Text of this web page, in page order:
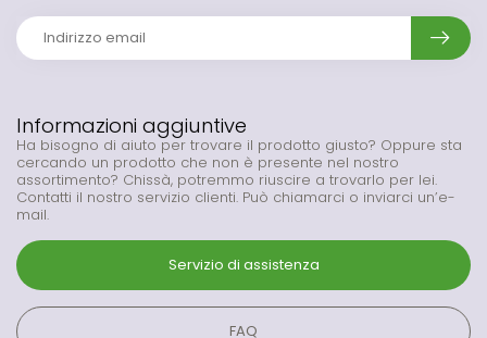
Informazioni aggiuntive
Ha bisogno di aiuto per trovare il prodotto giusto? Oppure sta
cercando un prodotto che non è presente nel nostro
assortimento? Chissà, potremmo riuscire a trovarlo per lei.
Contatti il nostro servizio clienti. Può chiamarci o inviarci un’e-
mail.
Servizio di assistenza
FAQ